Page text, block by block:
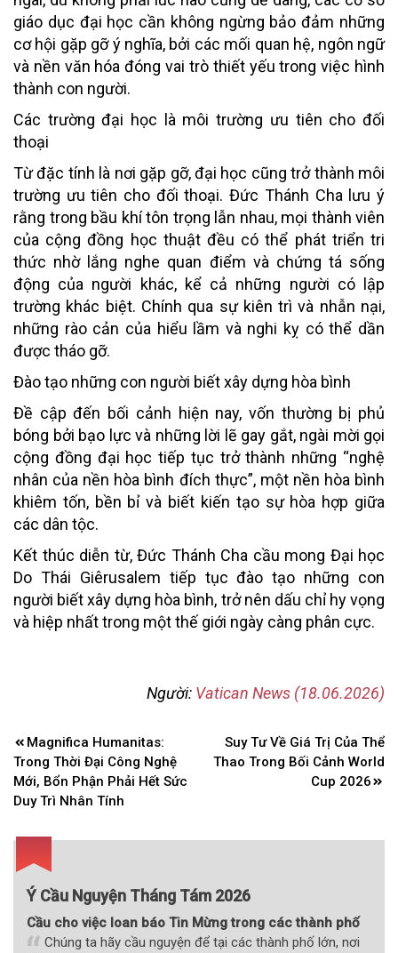
giáo dục đại học cần không ngừng bảo đảm những
cơ hội gặp gỡ ý nghĩa, bởi các mối quan hệ, ngôn ngữ
và nền văn hóa đóng vai trò thiết yếu trong việc hình
thành con người.
Các trường đại học là môi trường ưu tiên cho đối
thoại
Từ đặc tính là nơi gặp gỡ, đại học cũng trở thành môi
trường ưu tiên cho đối thoại. Đức Thánh Cha lưu ý
rằng trong bầu khí tôn trọng lẫn nhau, mọi thành viên
của cộng đồng học thuật đều có thể phát triển tri
thức nhờ lắng nghe quan điểm và chứng tá sống
động của người khác, kể cả những người có lập
trường khác biệt. Chính qua sự kiên trì và nhẫn nại,
những rào cản của hiểu lầm và nghi kỵ có thể dần
được tháo gỡ.
Đào tạo những con người biết xây dựng hòa bình
Đề cập đến bối cảnh hiện nay, vốn thường bị phủ
bóng bởi bạo lực và những lời lẽ gay gắt, ngài mời gọi
cộng đồng đại học tiếp tục trở thành những “nghệ
nhân của nền hòa bình đích thực”, một nền hòa bình
khiêm tốn, bền bỉ và biết kiến tạo sự hòa hợp giữa
các dân tộc.
Kết thúc diễn từ, Đức Thánh Cha cầu mong Đại học
Do Thái Giêrusalem tiếp tục đào tạo những con
người biết xây dựng hòa bình, trở nên dấu chỉ hy vọng
và hiệp nhất trong một thế giới ngày càng phân cực.
Người: Vatican News (18.06.2026)
Điều
hướng
bài
viết
Magnifica Humanitas:
Trong Thời Đại Công Nghệ
Mới, Bổn Phận Phải Hết Sức
Duy Trì Nhân Tính
Suy Tư Về Giá Trị Của Thể
Thao Trong Bối Cảnh World
Cup 2026
Ý Cầu Nguyện Tháng Tám 2026
Cầu cho việc loan báo Tin Mừng trong các thành phố
Chúng ta hãy cầu nguyện để tại các thành phố lớn, nơi